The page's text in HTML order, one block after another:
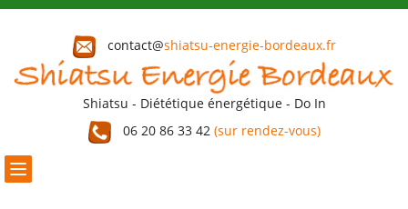
contact@shiatsu-energie-bordeaux.fr
Shiatsu - Diététique énergétique - Do In
06 20 86 33 42 (sur rendez-vous)
Toggle
navigation